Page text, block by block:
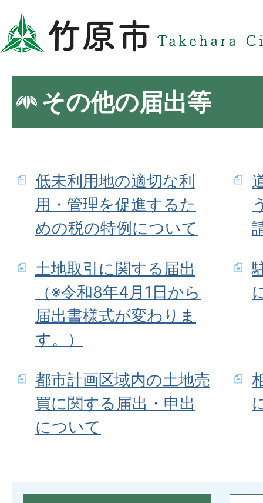
その他の届出等
低未利用地の適切な利
用・管理を促進するた
めの税の特例について
土地取引に関する届出
（※令和8年4月1日から
届出書様式が変わりま
す。）
都市計画区域内の土地売
買に関する届出・申出
について